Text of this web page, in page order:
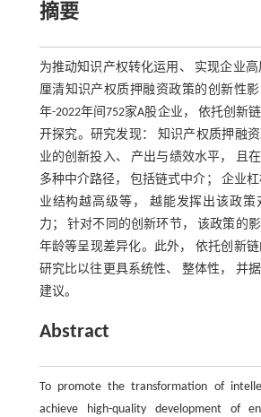
摘要
为推动知识产权转化运用、 实现企业
厘清知识产权质押融资政策的创新性
年-2022年间752家A股企业， 依托创新
开探究。研究发现： 知识产权质押融
业的创新投入、 产出与绩效水平， 且
多种中介路径， 包括链式中介； 企业
业结构越高级等， 越能发挥出该政策
力； 针对不同的创新环节， 该政策的
年龄等呈现差异化。此外， 依托创新链
研究比以往更具系统性、 整体性， 并
建议。
Abstract
To promote the transformation of
achieve high-quality development of